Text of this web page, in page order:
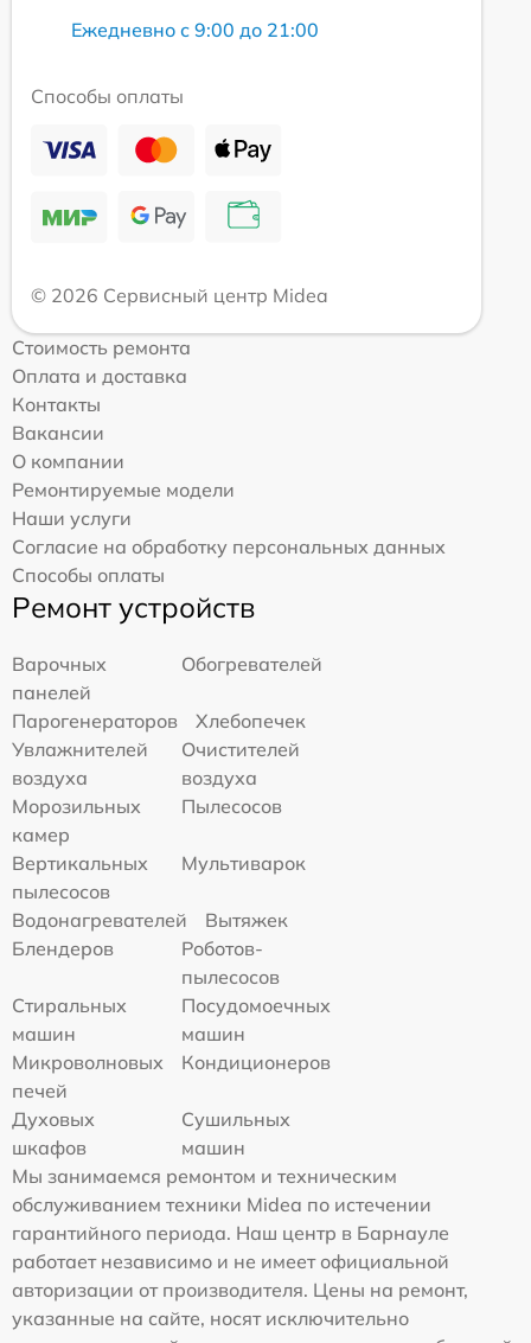
Ежедневно с 9:00 до 21:00
Способы оплаты
© 2026 Сервисный центр Midea
Стоимость ремонта
Оплата и доставка
Контакты
Вакансии
О компании
Ремонтируемые модели
Наши услуги
Согласие на обработку персональных данных
Способы оплаты
Ремонт устройств
Варочных
панелей
Обогревателей
Парогенераторов
Хлебопечек
Увлажнителей
воздуха
Очистителей
воздуха
Морозильных
камер
Пылесосов
Вертикальных
пылесосов
Мультиварок
Водонагревателей
Вытяжек
Блендеров
Роботов-
пылесосов
Стиральных
машин
Посудомоечных
машин
Микроволновых
печей
Кондиционеров
Духовых
шкафов
Сушильных
машин
Мы занимаемся ремонтом и техническим
обслуживанием техники Midea по истечении
гарантийного периода. Наш центр в Барнауле
работает независимо и не имеет официальной
авторизации от производителя. Цены на ремонт,
указанные на сайте, носят исключительно